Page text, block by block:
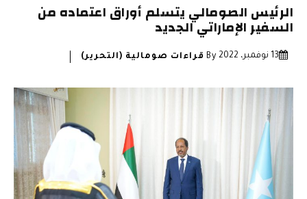
الرئيس الصومالي يتسلم أوراق اعتماده من
السفير الإماراتي الجديد
13 نوفمبر، 2022 By قراءات صومالية (التحرير)